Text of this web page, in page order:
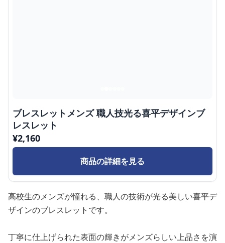
ブレスレットメンズ 職人技光る喜平デザインブ
レスレット
¥2,160
商品の詳細を見る
高校生のメンズが憧れる、職人の技術が光る美しい喜平デ
ザインのブレスレットです。
丁寧に仕上げられた表面の輝きがメンズらしい上品さを演